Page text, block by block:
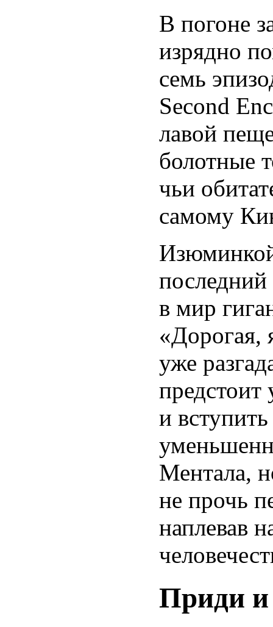
В погоне
изрядно
семь
Second
лавой
болотные
чьи
самому
последний
в мир
«Дорогая,
уже
предстоит
и
Ментала,
не прочь
наплевав
Приди и